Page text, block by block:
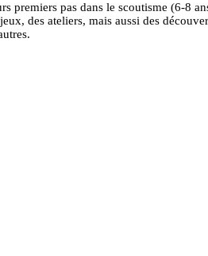
pas dans le scoutisme (6-8
des ateliers, mais aussi des